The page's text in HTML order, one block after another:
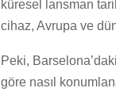
küresel lansman
cihaz, Avrupa ve
Peki,
göre nasıl